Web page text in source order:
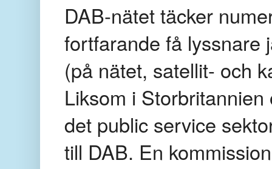
DAB-nätet täcker
fortfarande få lyssnare
(på nätet, satellit- och
Liksom i
det public service
till DAB. En